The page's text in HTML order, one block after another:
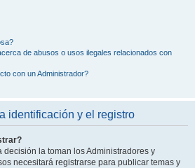
de abusos o usos ilegales relacionados con
con un Administrador?
identificación y el registro
decisión la toman los Administradores y
necesitará registrarse para publicar temas y